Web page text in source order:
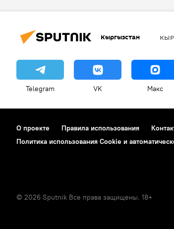
Кыргызстан
Telegram VK Макс
О проекте Правила использования
Политика использования Cookie и
© 2026 Sputnik Все права защищены. 18+